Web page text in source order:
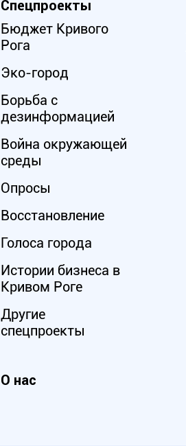
Спецпроекты
Бюджет Кривого
Рога
Эко-город
Борьба с
дезинформацией
Война окружающей
среды
Опросы
Восстановление
Голоса города
Истории бизнеса в
Кривом Роге
Другие
спецпроекты
О нас